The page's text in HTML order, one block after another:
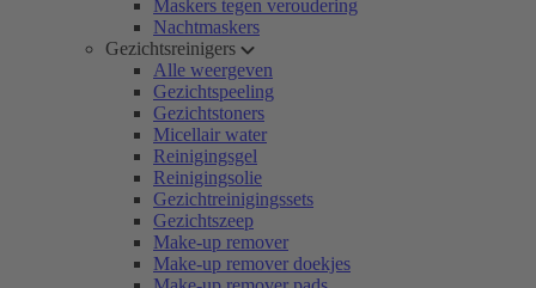
Maskers tegen veroudering
Nachtmaskers
Gezichtsreinigers
Alle weergeven
Gezichtspeeling
Gezichtstoners
Micellair water
Reinigingsgel
Reinigingsolie
Gezichtreinigingssets
Gezichtszeep
Make-up remover
Make-up remover doekjes